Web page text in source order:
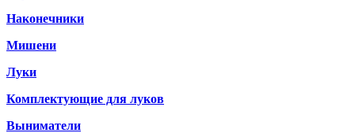
Наконечники
Мишени
Луки
Комплектующие для луков
Выниматели